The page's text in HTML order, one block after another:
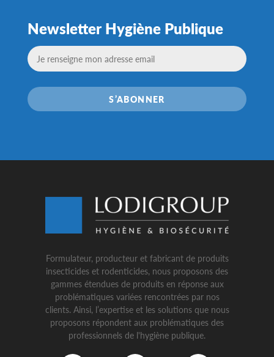
Newsletter Hygiène Publique
S’ABONNER
Formulateur, producteur et fabricant de produits
insecticides et rodenticides, nous proposons des
gammes étendues de produits en réponse aux
problématiques variées rencontrées par nos
clients. Ainsi, l’expertise et les solutions que nous
proposons répondent aux problématiques des
professionnels de l'hygiène publique.